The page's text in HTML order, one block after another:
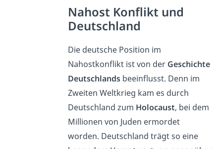
Nahost Konflikt und
Deutschland
Die deutsche Position im
Nahostkonflikt ist von der Geschichte
Deutschlandsbeeinflusst. Denn im
Zweiten Weltkrieg kam es durch
Deutschland zum Holocaust, bei dem
Millionen von Juden ermordet
worden. Deutschland trägt so eine